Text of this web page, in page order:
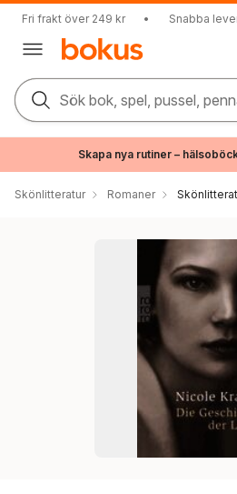
Fri frakt över 249 kr • Snabba
Sök bok, spel, pussel,
Skapa nya rutiner –
Skönlitteratur Romaner